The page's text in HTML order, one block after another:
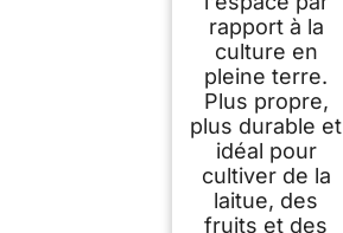
rapport à la
culture en
pleine terre.
Plus propre,
plus durable et
idéal pour
cultiver de la
laitue, des
fruits et des